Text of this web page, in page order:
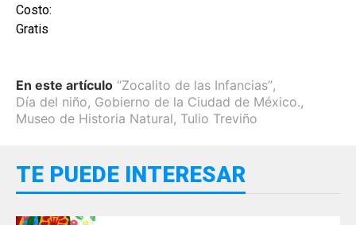
Costo:
Gratis
En este artículo “Zocalito de las Infancias”,
Día del niño, Gobierno de la Ciudad de México.,
Museo de Historia Natural, Tulio Treviño
TE PUEDE INTERESAR